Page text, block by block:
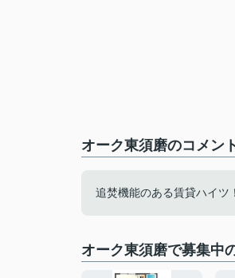
オーク東須磨のコメン
追焚機能のある賃貸ハイツ
オーク東須磨で募集中